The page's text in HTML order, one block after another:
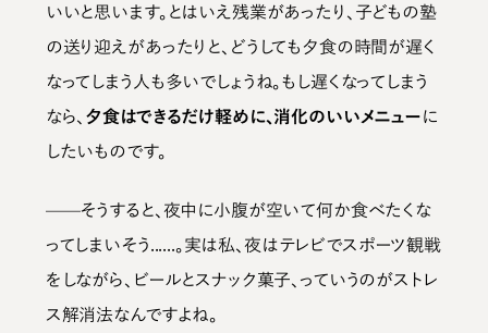
いいと思います。とはいえ残業があったり、子どもの塾
の送り迎えがあったりと、どうしても夕食の時間が遅く
なってしまう人も多いでしょうね。もし遅くなってしまう
なら、 夕食はできるだけ軽めに、消化のいいメニューに
したいものです。
——そうすると、夜中に小腹が空いて何か食べたくな
ってしまいそう......。実は私、夜はテレビでスポーツ観戦
をしながら、ビールとスナック菓子、っていうのがストレ
ス解消法なんですよね。